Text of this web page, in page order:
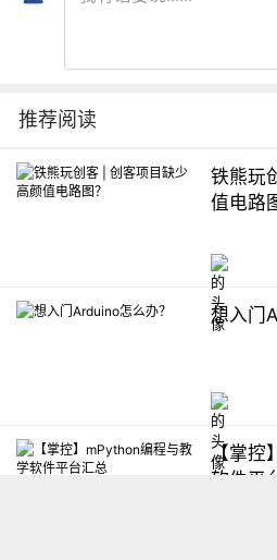
推荐阅读
铁熊玩
值电路
想入门
【掌控
软件平